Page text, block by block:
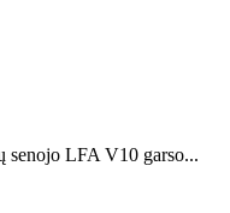
senojo LFA V10 garso...